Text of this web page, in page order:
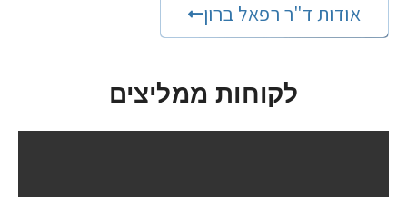
אודות ד"ר רפאל ברון
לקוחות ממליצים